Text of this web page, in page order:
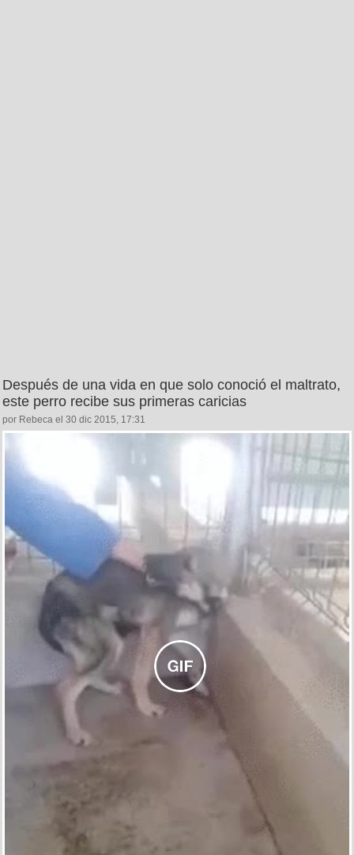
Después de una vida en que solo conoció el maltrato,
este perro recibe sus primeras caricias
por Rebeca el 30 dic 2015, 17:31